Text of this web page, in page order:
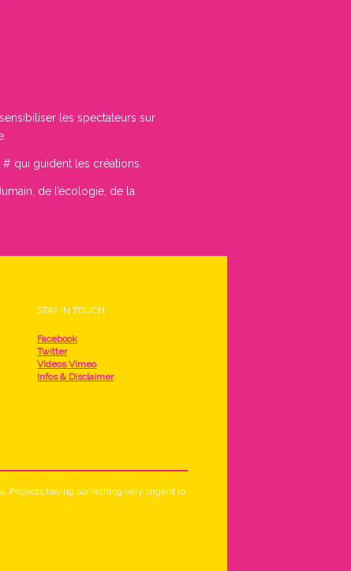
les spectateurs sur
qui guident les créations.
de l’écologie, de la
STAY IN TOUCH
Facebook
Twitter
Videos Vimeo
Infos & Disclaimer
Projects having something very urgent to